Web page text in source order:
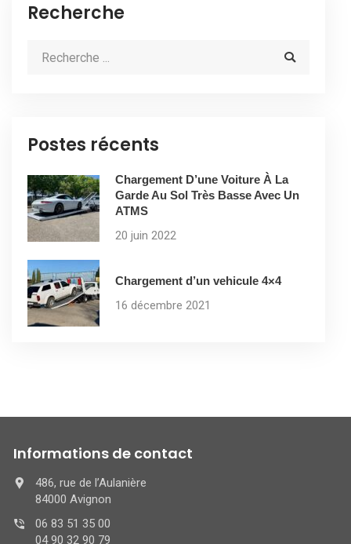
Recherche
Postes récents
Chargement D’une Voiture À La
Garde Au Sol Très Basse Avec Un
ATMS
20 juin 2022
Chargement d’un vehicule 4×4
16 décembre 2021
Informations de contact
486, rue de l’Aulanière
84000 Avignon
06 83 51 35 00
04 90 32 90 79